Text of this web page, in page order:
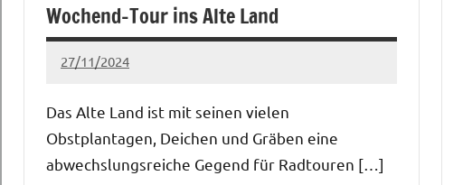
Wochend-Tour ins Alte Land
27/11/2024
Claudia
Keine
Das Alte Land ist mit seinen vielen
Obstplantagen, Deichen und Gräben eine
abwechslungsreiche Gegend für Radtouren […]